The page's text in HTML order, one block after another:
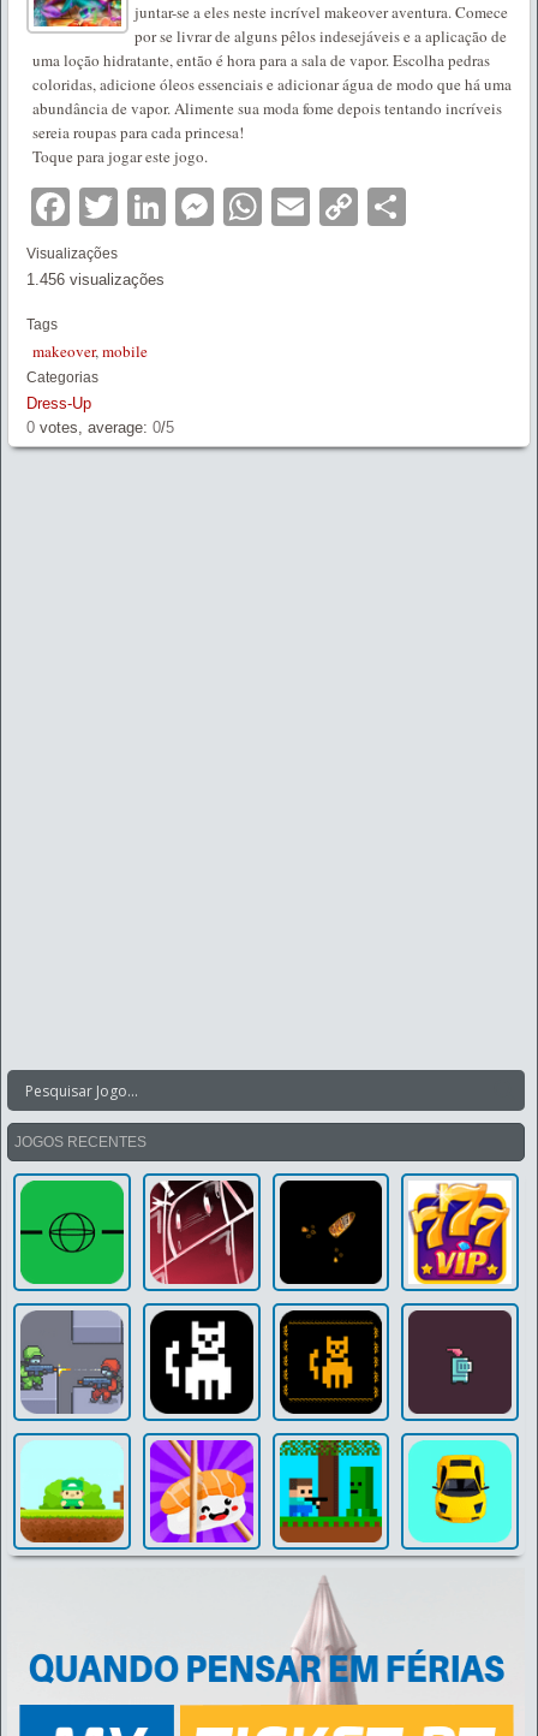
juntar-se a eles neste incrível makeover aventura. Comece
por se livrar de alguns pêlos indesejáveis e a aplicação de
uma loção hidratante, então é hora para a sala de vapor. Escolha pedras
coloridas, adicione óleos essenciais e adicionar água de modo que há uma
abundância de vapor. Alimente sua moda fome depois tentando incríveis
sereia roupas para cada princesa!
Toque para jogar este jogo.
Facebook
TwitterLinkedIn
Messenger
WhatsApp
EmailCopy
Visualizações
1.456 visualizações
Tags
makeover,mobile
Categorias
Dress-Up
0 votes, average: 0/5
JOGOS RECENTES